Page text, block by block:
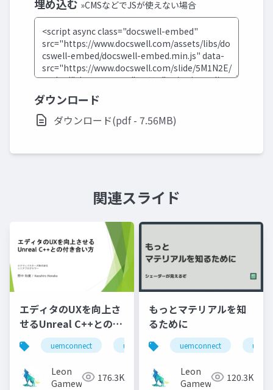
埋め込む »CMSなどでJSが使えない場合
ダウンロード
ダウンロード(pdf - 7.56MB)
関連スライド
エディタのUXを向上さ
せるUnreal C++との付
き合い方uemconnect ue5
Leon
Gameworks176.3K
もっとマテリアルを知
るために
uemconnect ue5
Leon
Gameworks120.3K